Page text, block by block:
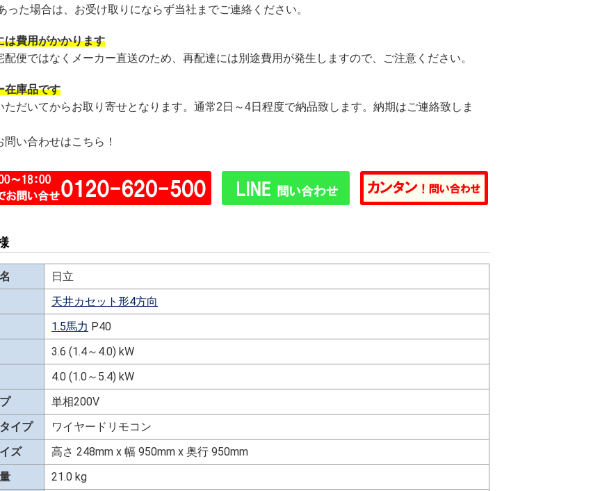
った場合は、お受け取りにならず当社までご連絡ください。
は費用がかかります
配便ではなくメーカー直送のため、再配達には別途費用が発生しますので、ご注意ください。
在庫品です
ただいてからお取り寄せとなります。通常2日～4日程度で納品致します。納期はご連絡致しま
問い合わせはこちら！
日立
天井カセット形4方向
1.5馬力 P40
3.6 (1.4～4.0) kW
4.0 (1.0～5.4) kW
単相200V
イプ
ワイヤードリモコン
ズ
高さ 248mm x 幅 950mm x 奥行 950mm
21.0 kg